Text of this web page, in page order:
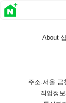
About
주소:서울 금
직업정